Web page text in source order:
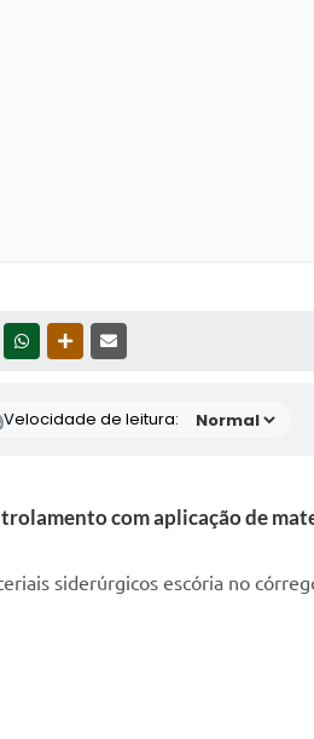
WHATSAPPOUTRAS MÍDIAS
Velocidade de leitura:
com aplicação de
siderúrgicos escória no